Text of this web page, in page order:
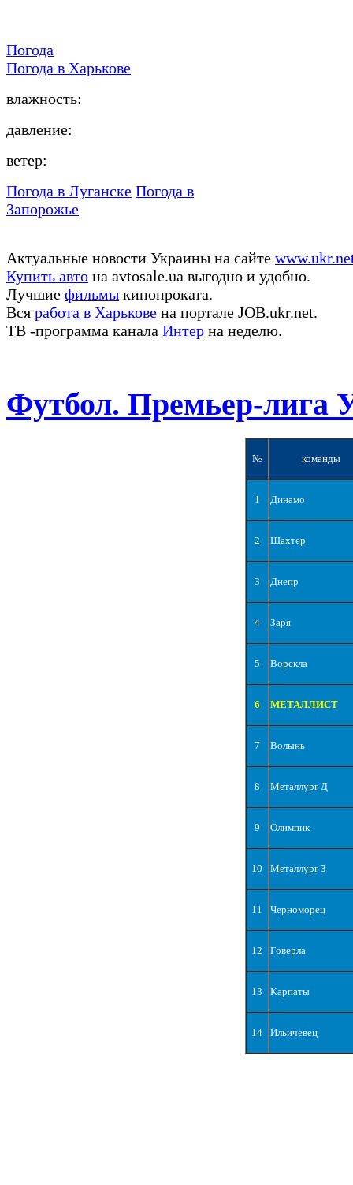
Погода
Погода в Харькове
влажность:
давление:
ветер:
Погода в Луганске Погода в
Запорожье
Актуальные новости Украины на сайте
Купить авто на avtosale.ua выгодно и удобно.
Лучшие фильмы кинопроката.
Вся работа в Харькове на портале JOB.ukr.net.
ТВ -программа канала Интер на неделю.
Футбол. Премьер-лига
№ команды
1 Динамо
2 Шахтер
3 Днепр
4 Заря
5 Ворскла
6 МЕТАЛЛИСТ
7 Волынь
8 Металлург Д
9 Олимпик
10 Металлург З
11 Черноморец
12 Говерла
13 Карпаты
14 Ильичевец